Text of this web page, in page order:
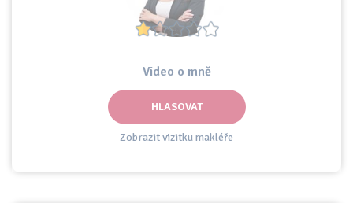
Video o mně
HLASOVAT
Zobrazit vizitku makléře